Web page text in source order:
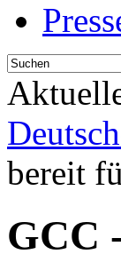
bereit
GCC